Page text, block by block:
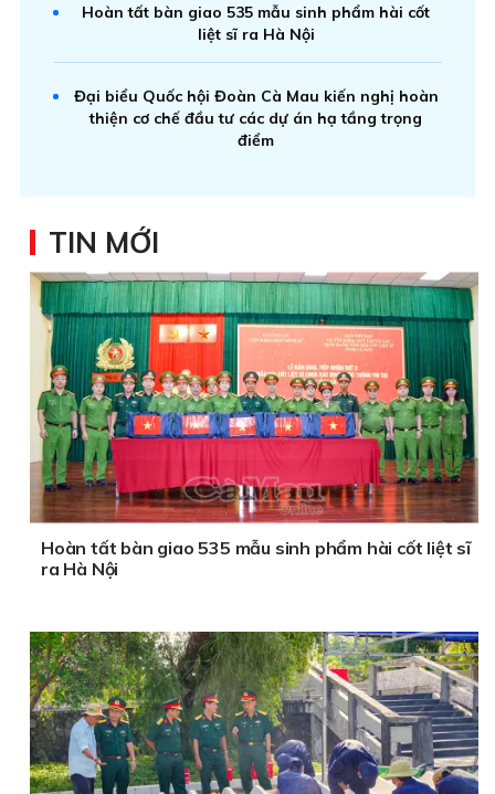
Hoàn tất bàn giao 535 mẫu sinh phẩm hài cốt
liệt sĩ ra Hà Nội
Đại biểu Quốc hội Đoàn Cà Mau kiến nghị hoàn
thiện cơ chế đầu tư các dự án hạ tầng trọng
điểm
TIN MỚI
Hoàn tất bàn giao 535 mẫu sinh phẩm hài cốt liệt sĩ
ra Hà Nội